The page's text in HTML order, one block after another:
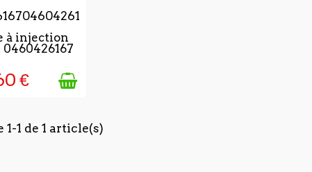
APRÉS
DE
à injection
0460426167
€
1 de 1 article(s)